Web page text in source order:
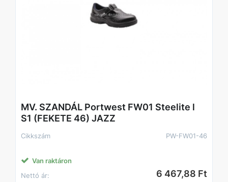
MV. SZANDÁL Portwest FW01 Steelite l
S1 (FEKETE 46) JAZZ
Cikkszám PW-FW01-46
Van raktáron
Nettó ár:
6 467,88 Ft